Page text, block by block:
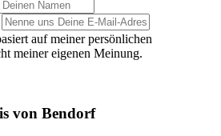
auf meiner persönlichen
meiner eigenen Meinung.
von Bendorf